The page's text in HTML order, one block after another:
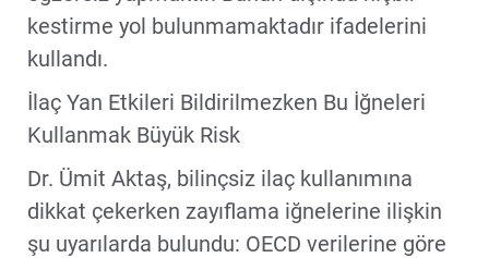
kestirme yol bulunmamaktadır ifadelerini
kullandı.
İlaç Yan Etkileri Bildirilmezken Bu İğneleri
Kullanmak Büyük Risk
Dr. Ümit Aktaş, bilinçsiz ilaç kullanımına
dikkat çekerken zayıflama iğnelerine ilişkin
şu uyarılarda bulundu: OECD verilerine göre